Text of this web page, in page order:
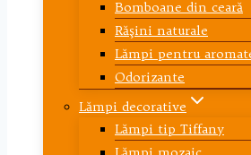
Bomboane din ceară
Răşini naturale
Lămpi pentru
Odorizante
Lămpi decorative
Lămpi tip Tiffany